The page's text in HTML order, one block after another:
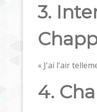
3.
« J'ai l'air
4.